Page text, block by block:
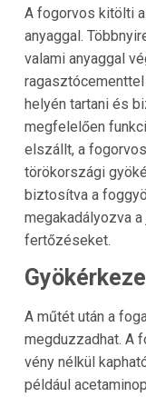
A fogorvos kitölti
anyaggal.
valami anyaggal
helyén tartani és
megfelelően
elszállt, a
törökországi
biztosítva a
megakadályozva
fertőzéseket.
A műtét után a
megduzzadhat. A
vény nélkül
például